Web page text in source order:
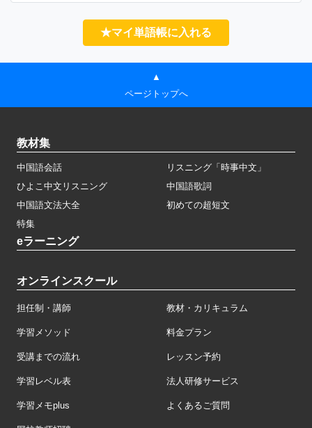
★マイ単語帳に入れる
▲
ページトップへ
教材集
中国語会話
リスニング「時事中文」
ひよこ中文リスニング
中国語歌詞
中国語文法大全
初めての超短文
特集
eラーニング
オンラインスクール
担任制・講師 教材・カリキュラム
学習メソッド 料金プラン
受講までの流れ レッスン予約
学習レベル表 法人研修サービス
学習メモplus よくあるご質問